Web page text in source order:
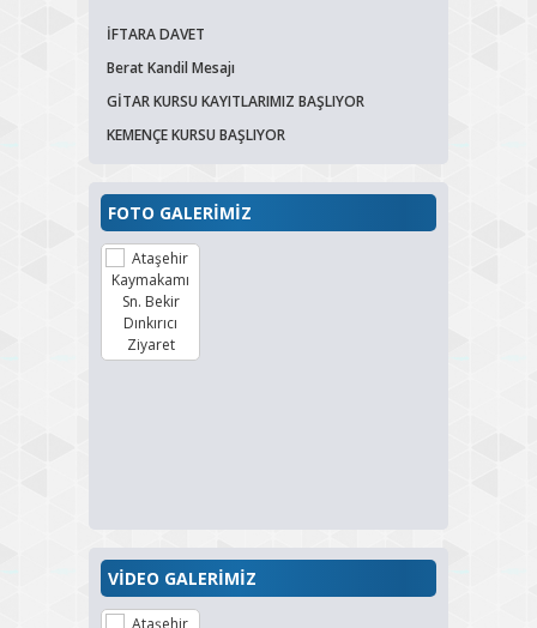
İFTARA DAVET
Berat Kandil Mesajı
GİTAR KURSU KAYITLARIMIZ BAŞLIYOR
KEMENÇE KURSU BAŞLIYOR
FOTO GALERİMİZ
VİDEO GALERİMİZ